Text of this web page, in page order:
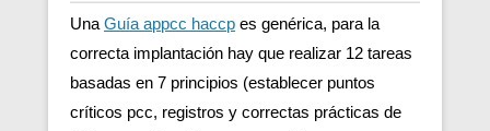
Una Guía appcc haccp es genérica, para la
correcta implantación hay que realizar 12 tareas
basadas en 7 principios (establecer puntos
críticos pcc, registros y correctas prácticas de